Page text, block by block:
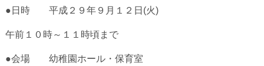
●日時 平成２９年９月１２日(火)
午前１０時～１１時頃まで
●会場 幼稚園ホール・保育室